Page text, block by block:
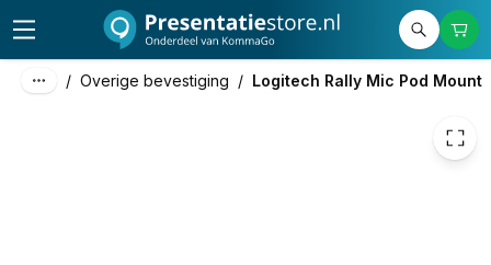
/ Overige bevestiging / Logitech Rally Mic Pod Mount
69,00 excl. btw
83,49 incl. btw